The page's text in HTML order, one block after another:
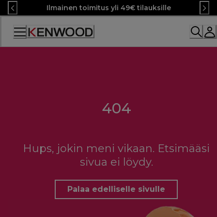
Skip
to
Content
Ilmainen toimitus yli 49€ tilauksille
404
Hups, jokin meni vikaan. Etsimääsi
sivua ei löydy.
Palaa edelliselle sivulle